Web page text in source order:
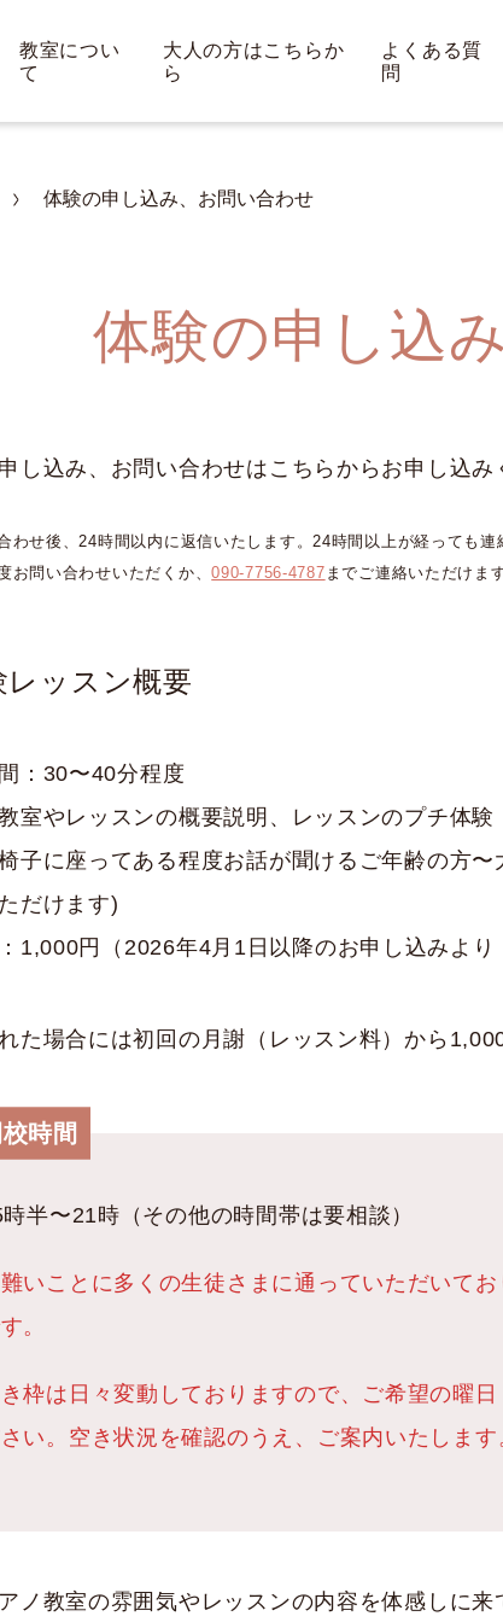
教室につい
て
大人の方はこちらか
ら
よくある質
問
体験の申し込み、お問い合わせ
体験の申し込
し込み、お問い合わせはこちらからお申し込み
わせ後、24時間以内に返信いたします。24時間以上が経っても
お問い合わせいただくか、090-7756-4787 までご連絡いただけま
レッスン概要
：30〜40分程度
室やレッスンの概要説明、レッスンのプチ体験
子に座ってある程度お話が聞けるご年齢の方
だけます)
1,000円（2026年4月1日以降のお申し込みより
た場合には初回の月謝（レッスン料）から
校時間
校時間
半〜21時（その他の時間帯は要相談）
いことに多くの生徒さまに通っていただいて
。
枠は日々変動しておりますので、ご希望の曜
い。空き状況を確認のうえ、ご案内いたします
ノ教室の雰囲気やレッスンの内容を体感しに来